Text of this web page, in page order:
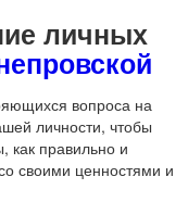
личных
вопроса на
личности, чтобы
как правильно и
своими ценностями и